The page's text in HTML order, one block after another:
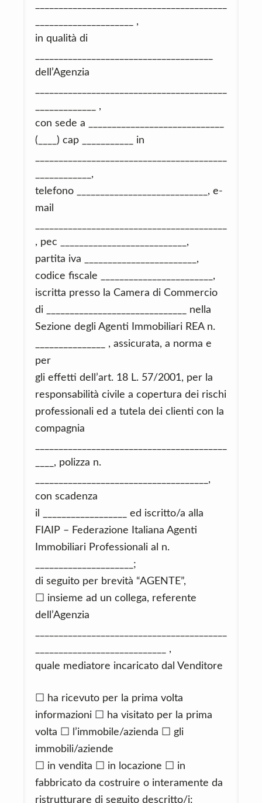
_____________________ ,
in qualità di
dell’Agenzia
_____________ ,
con sede a _____________________________
(____) cap ___________ in
____________,
telefono ____________________________, e-
mail
, pec ___________________________,
partita iva ________________________,
codice fiscale ________________________,
iscritta presso la Camera di Commercio
di ______________________________ nella
Sezione degli Agenti Immobiliari REA n.
_______________ , assicurata, a norma e
per
gli effetti dell’art. 18 L. 57/2001, per la
responsabilità civile a copertura dei rischi
professionali ed a tutela dei clienti con la
compagnia
____, polizza n.
_____________________________________,
con scadenza
il __________________ ed iscritto/a alla
FIAIP – Federazione Italiana Agenti
Immobiliari Professionali al n.
_____________________;
di seguito per brevità “AGENTE”,
☐ insieme ad un collega, referente
dell’Agenzia
____________________________ ,
quale mediatore incaricato dal Venditore
☐ ha ricevuto per la prima volta
informazioni ☐ ha visitato per la prima
volta ☐ l’immobile/azienda ☐ gli
immobili/aziende
☐ in vendita ☐ in locazione ☐ in
fabbricato da costruire o interamente da
ristrutturare di seguito descritto/i: